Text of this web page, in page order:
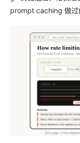
prompt caching 做过